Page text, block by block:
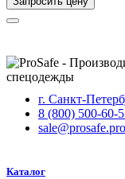
г. Санкт-
8 (800) 500-60-
sale@prosafe.pro
Каталог